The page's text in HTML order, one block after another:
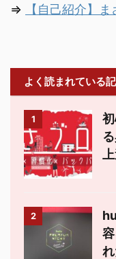
⇒ 【自己紹介】
よく読まれている
1
2
れ